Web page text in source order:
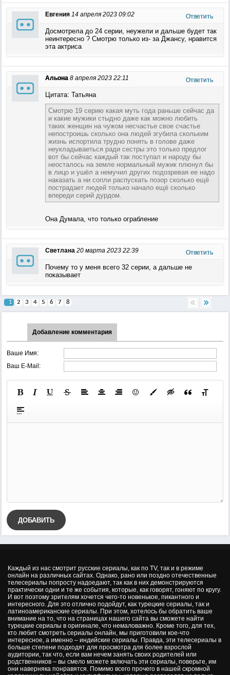
Евгения 14 апреля 2023 09:02 Ответить
Досмотрела до 24 серии, неужели и дальше будет так
неинтересно ? Смотрю только из- за Джансу, нравится
эта актриса
Альона 8 апреля 2023 22:11 Ответить
Цитата: Татьяна
Смотрю 19 серию какая муть года раньше сейчас да
и какие мужики стыдно даже как можно любить
таких женщин на чужом несчастье свое счастье
непостроишь сколько она людей згубила скольким
жизнь испортила трудно понять в голове даже
неукладываеться ради сестры это только предлог
вот бы сейчас каждый так поступал и народу бы
неосталось на земле нормальный мужик плюнул бы
в лицо и ушёл а немучил других подозревая ее надо
наказать а ни сопли распускать позор сколько ещё
пострадает людей только начало ещё сколько
впереди серий дурдом.
Она Думала, что только ограбление
Светлана 20 марта 2023 22:39 Ответить
Почему то у меня всего 32 серии, а дальше не
показывает
1 2 3 4 5 6 7 8
Добавление комментария
Ваше Имя:
Ваш E-Mail:
ДОБАВИТЬ
Каждый из нас смотрит русские сериалы, как по TV, так и в режиме
онлайн на различных сайтах. Однако, рано или поздно отечественные
телесериалы попросту надоедают, так как в них демонстрируются
практически одни и те же события, которые, как говорят, гоняют по кругу.
И вот поэтому зрителям хочется чего-то новенькое, пикантного и
интересного. Для это отлично подойдут, как турецкие сериалы, так и
латиноамериканские сериалы. При этом, хотелось бы обратить ваше
внимание на то, что на страницах нашего сайта вы сможете найти
турецкие сериалы в оригинале, что немаловажно. Кроме того, для тех,
кто любит смотреть сериалы онлайн, мы приготовили кое-что
интересное, а именно – индийские сериалы. Правда, эти телесериалы в
больше степени подходят для просмотра для более взрослой
аудитории, так что, если вам нечем занять своих родителей или
родственников – вы смело можете включать эти сериалы, поверьте, им
они наверняка понравятся. Помимо всего прочего в нашей скромной